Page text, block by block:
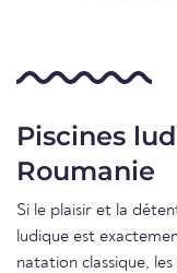
Piscines
Roumanie
Si le plaisir et la
ludique est
natation classique,